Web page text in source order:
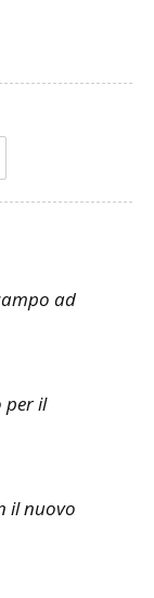
ad
per il
il nuovo